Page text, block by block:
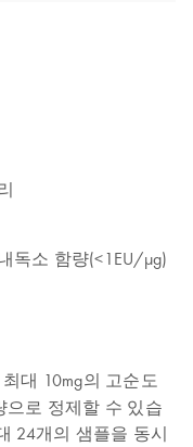
독소 함량(<1EU/μg)
대 10mg의 고순도
으로 정제할 수 있습
24개의 샘플을 동시